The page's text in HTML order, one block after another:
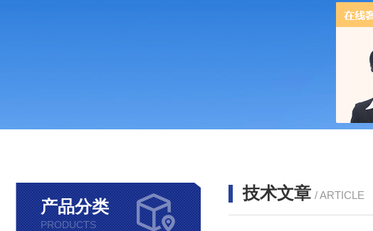
产品分类
PRODUCTS
技术文章 / ARTICLE